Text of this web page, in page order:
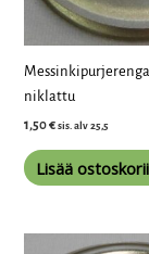
niklattu
1,50€ sis. alv 25,5
Lisää